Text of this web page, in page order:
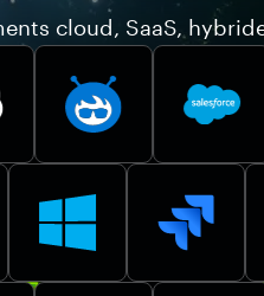
cloud, SaaS,